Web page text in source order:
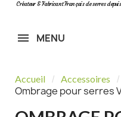
Créateur & Fabricant Français de serres
MENU
Accueil Accessoires
Ombrage pour serres